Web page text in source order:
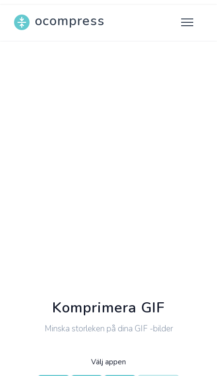
ocompress
Komprimera GIF
Minska storleken på dina GIF -bilder
Välj appen